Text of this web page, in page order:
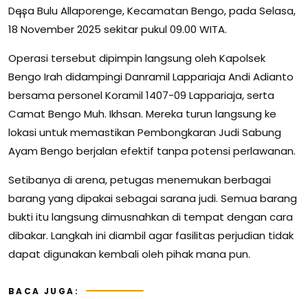
Desa Bulu Allaporenge, Kecamatan Bengo, pada Selasa,
18 November 2025 sekitar pukul 09.00 WITA.
Operasi tersebut dipimpin langsung oleh Kapolsek
Bengo Irah didampingi Danramil Lappariaja Andi Adianto
bersama personel Koramil 1407-09 Lappariaja, serta
Camat Bengo Muh. Ikhsan. Mereka turun langsung ke
lokasi untuk memastikan Pembongkaran Judi Sabung
Ayam Bengo berjalan efektif tanpa potensi perlawanan.
Setibanya di arena, petugas menemukan berbagai
barang yang dipakai sebagai sarana judi. Semua barang
bukti itu langsung dimusnahkan di tempat dengan cara
dibakar. Langkah ini diambil agar fasilitas perjudian tidak
dapat digunakan kembali oleh pihak mana pun.
BACA JUGA: